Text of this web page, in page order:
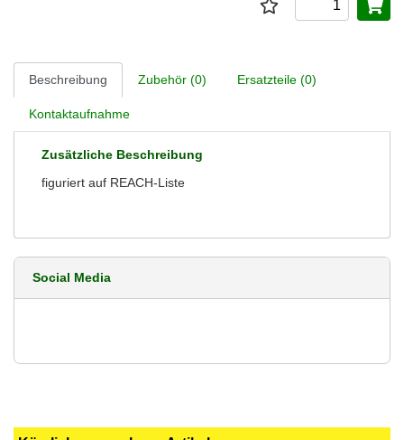
Beschreibung Zubehör (0) Ersatzteile (0)
Kontaktaufnahme
Zusätzliche Beschreibung
figuriert auf REACH-Liste
Social Media